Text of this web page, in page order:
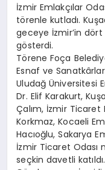
İzmir Emlakçılar
törenle kutladı.
geceye İzmir’in dört
gösterdi.
Törene Foça
Esnaf ve Sanatkârlar
Uludağ Üniversitesi
Dr. Elif Karakurt,
Çalım, İzmir Ticaret
Korkmaz, Kocaeli
Hacıoğlu, Sakarya
İzmir Ticaret Odası
seçkin davetli katıldı.